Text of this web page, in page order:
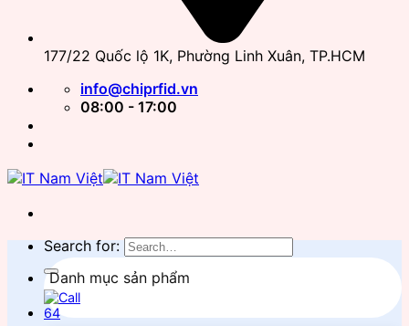
177/22 Quốc lộ 1K, Phường Linh Xuân, TP.HCM
info@chiprfid.vn
08:00 - 17:00
Search for:
Danh mục sản phẩm